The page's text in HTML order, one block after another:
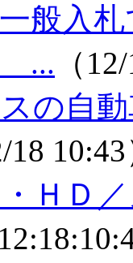
般入
... （
スの自
18
ＨＤ